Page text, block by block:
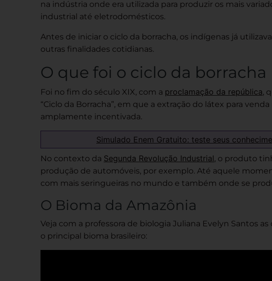
na indústria onde era utilizada para produzir os mais
industrial até eletrodomésticos.
Antes de iniciar o ciclo da borracha, os indígenas já
outras finalidades cotidianas.
O que foi o ciclo da borracha
Foi no fim do século XIX, com a proclamação da república,
“Ciclo da Borracha”, em que a extração do látex para
amplamente incentivada.
Simulado Enem Gratuito: teste seus
No contexto da Segunda Revolução Industrial, o produto
produção de automóveis, por exemplo. Até aquele
com mais seringueiras no mundo e também onde se
O Bioma da Amazônia
Veja com a professora de biologia Juliana Evelyn Santos
o principal bioma brasileiro: